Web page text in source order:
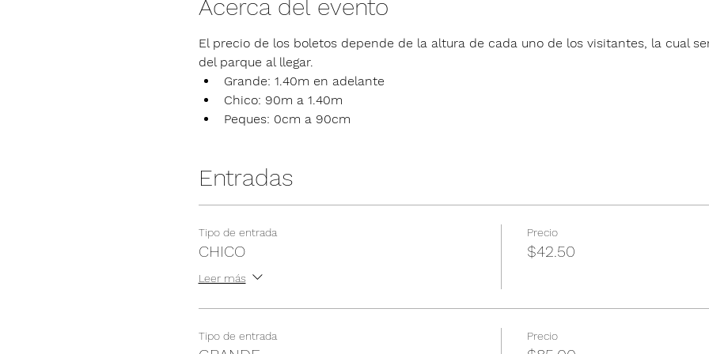
Acerca del evento
El precio de los boletos depende de la altura de cada uno de los visitantes, la cual
del parque al llegar.
Grande: 1.40m en adelante
Chico: 90m a 1.40m
Peques: 0cm a 90cm
Entradas
Tipo de entrada
CHICO
Leer más
Precio
$42.50
Tipo de entrada Precio